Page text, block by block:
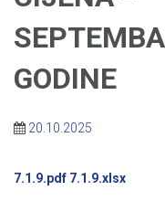
GODINE
20.10.2025
7.1.9.pdf 7.1.9.xlsx